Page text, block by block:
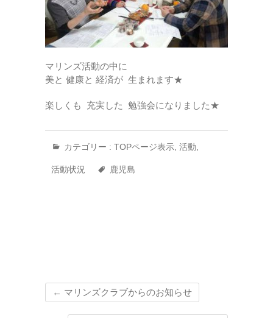
マリンズ活動の中に
美と 健康と 経済が 生まれます★
楽しくも 充実した 勉強会になりました★
カテゴリー : TOPページ表示 活動
活動状況 鹿児島
← マリンズクラブからのお知らせ